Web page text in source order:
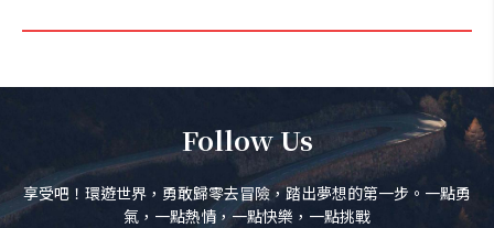
Follow Us
享受吧！環遊世界，勇敢歸零去冒險，踏出夢想的第一步。一點勇
氣，一點熱情，一點快樂，一點挑戰